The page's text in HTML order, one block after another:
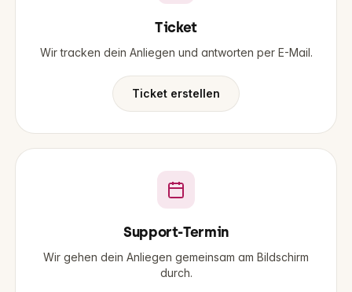
Ticket
Wir tracken dein Anliegen und antworten per E-Mail.
Ticket erstellen
Support-Termin
Wir gehen dein Anliegen gemeinsam am Bildschirm
durch.